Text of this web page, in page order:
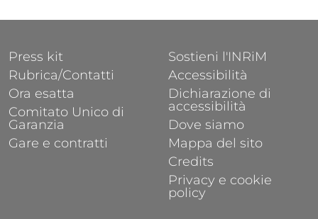
FOOTER 1
Press kit
Rubrica/Contatti
Ora esatta
Comitato Unico di
Garanzia
Gare e contratti
FOOTER 2
Sostieni l'INRiM
Accessibilità
Dichiarazione di
accessibilità
Dove siamo
Mappa del sito
Credits
Privacy e cookie
policy